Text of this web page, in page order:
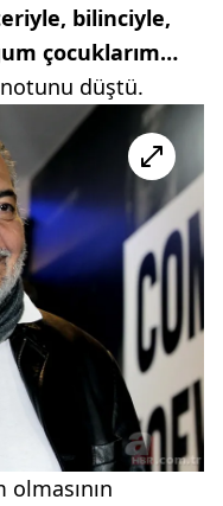
bilinciyle,
çocuklarım…
notunu düştü.
olmasının